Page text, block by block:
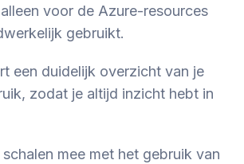
voor de Azure-resources
gebruikt.
een duidelijk overzicht van je
zodat je altijd inzicht hebt in
mee met het gebruik van